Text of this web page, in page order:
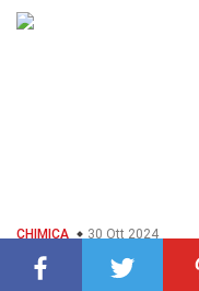
CHIMICA 30 Ott 2024
26 Fatti Su Idrolisi